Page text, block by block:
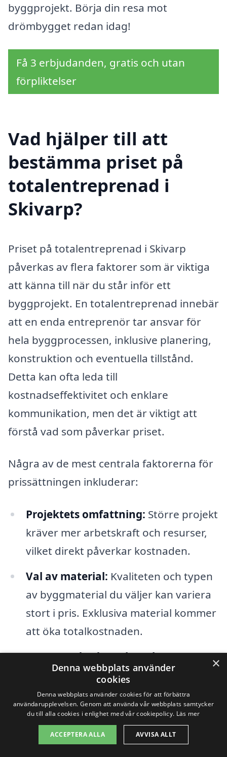
byggprojekt. Börja din resa mot
drömbygget redan idag!
Få 3 erbjudanden, gratis och utan
förpliktelser
Vad hjälper till att
bestämma priset på
totalentreprenad i
Skivarp?
Priset på totalentreprenad i Skivarp
påverkas av flera faktorer som är viktiga
att känna till när du står inför ett
byggprojekt. En totalentreprenad innebär
att en enda entreprenör tar ansvar för
hela byggprocessen, inklusive planering,
konstruktion och eventuella tillstånd.
Detta kan ofta leda till
kostnadseffektivitet och enklare
kommunikation, men det är viktigt att
förstå vad som påverkar priset.
Några av de mest centrala faktorerna för
prissättningen inkluderar:
Projektets omfattning: Större projekt
kräver mer arbetskraft och resurser,
vilket direkt påverkar kostnaden.
Val av material: Kvaliteten och typen
av byggmaterial du väljer kan variera
stort i pris. Exklusiva material kommer
att öka totalkostnaden.
Byggstandarder och regler:Lokala
byggregler och standarder kan
påverka både tid och kostnad. Det är
viktigt att säkerställa att alla
nödvändiga tillstånd erhålls, vilket
också kan påverka priset.
×
Denna webbplats använder
cookies
Denna webbplats använder cookies för att förbättra
användarupplevelsen. Genom att använda vår webbplats samtycker
du till alla cookies i enlighet med vår cookiepolicy. Läs mer
ACCEPTERA ALLA AVVISA ALLT